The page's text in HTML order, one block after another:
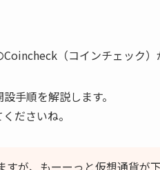
（コインチェック）
手順を解説します。
ださいね。